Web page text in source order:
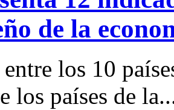
de la
los 10
los países de